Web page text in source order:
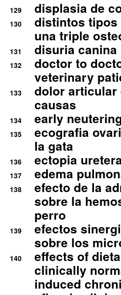
129 displasia de
130
distintos tipos
una triple
131 disuria canina
132
doctor to
veterinary
133
dolor articular
causas
134 early
135
ecografia
la gata
136 ectopia
137 edema
138
efecto de la
sobre la
perro
139
efectos
sobre los
140
effects of
clinically
induced